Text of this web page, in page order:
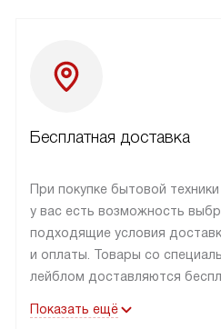
Бесплатная доставка
При покупке бытовой техники
у вас есть возможность
подходящие условия
и оплаты. Товары со
лейблом доставляются
до подъезда. Доставка за
Показать ещё